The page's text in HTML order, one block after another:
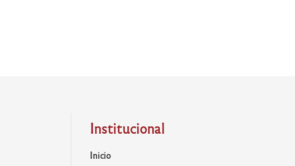
Institucional
Inicio